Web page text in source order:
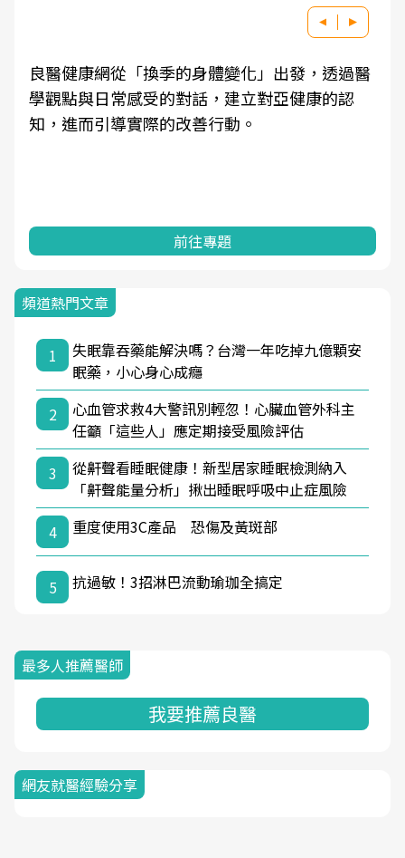
良醫健康網從「換季的身體變化」出發，透過醫
學觀點與日常感受的對話，建立對亞健康的認
知，進而引導實際的改善行動。
前往專題
頻道熱門文章
1
失眠靠吞藥能解決嗎？台灣一年吃掉九億顆安
眠藥，小心身心成癮
2
心血管求救4大警訊別輕忽！心臟血管外科主
任籲「這些人」應定期接受風險評估
3
從鼾聲看睡眠健康！新型居家睡眠檢測納入
「鼾聲能量分析」揪出睡眠呼吸中止症風險
4
重度使用3C產品 恐傷及黃斑部
5 抗過敏！3招淋巴流動瑜珈全搞定
最多人推薦醫師
我要推薦良醫
網友就醫經驗分享